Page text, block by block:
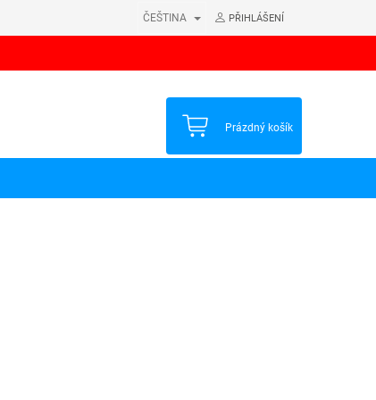
ČEŠTINA PŘIHLÁŠENÍ
NÁKUPNÍ
Prázdný košík